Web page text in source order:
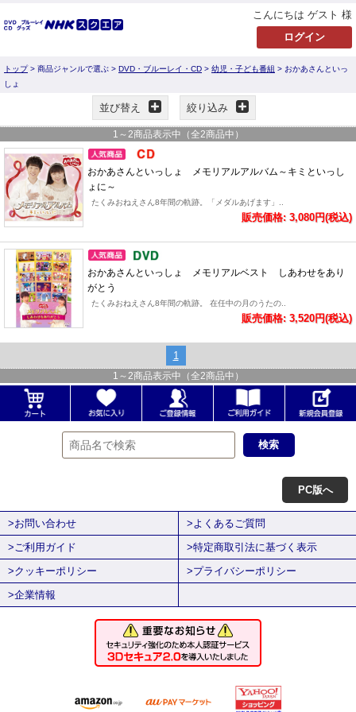
こんにちは ゲスト 様
トップ> 商品ジャンルで選ぶ > DVD・ブルーレイ・CD > 幼児・子ども番組 > おかあさんといっ
しょ
並び替え 絞り込み
1 ～ 2商品表示中（全2商品中）
おかあさんといっしょ メモリアルアルバム～キミといっし
ょに～
たくみおねえさん8年間の軌跡。「メダルあげます」..
販売価格: 3,080円(税込)
おかあさんといっしょ メモリアルベスト しあわせをあり
がとう
たくみおねえさん8年間の軌跡。 在任中の月のうたの..
販売価格: 3,520円(税込)
1
1 ～ 2商品表示中（全2商品中）
PC版へ
>お問い合わせ
>よくあるご質問
>ご利用ガイド
>特定商取引法に基づく表示
>クッキーポリシー
>プライバシーポリシー
>企業情報